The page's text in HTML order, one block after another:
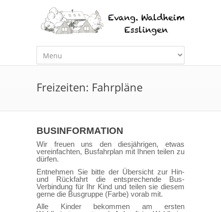
Freizeiten: Fahrpläne
BUSINFORMATION
Wir freuen uns den diesjährigen, etwas
vereinfachten, Busfahrplan mit Ihnen teilen zu
dürfen.
Entnehmen Sie bitte der Übersicht zur Hin-
und Rückfahrt die entsprechende Bus-
Verbindung für Ihr Kind und teilen sie diesem
gerne die Busgruppe (Farbe) vorab mit.
Alle Kinder bekommen am ersten